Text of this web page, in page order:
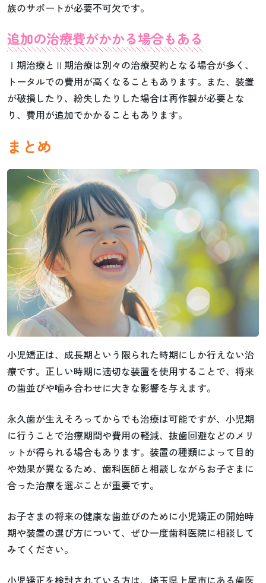
族のサポートが必要不可欠です。
追加の治療費がかかる場合もある
Ⅰ期治療とⅡ期治療は別々の治療契約となる場合が多く、
トータルでの費用が高くなることもあります。また、装置
が破損したり、紛失したりした場合は再作製が必要とな
り、費用が追加でかかることもあります。
まとめ
小児矯正は、成長期という限られた時期にしか行えない治
療です。正しい時期に適切な装置を使用することで、将来
の歯並びや噛み合わせに大きな影響を与えます。
永久歯が生えそろってからでも治療は可能ですが、小児期
に行うことで治療期間や費用の軽減、抜歯回避などのメリ
ットが得られる場合もあります。装置の種類によって目的
や効果が異なるため、歯科医師と相談しながらお子さまに
合った治療を選ぶことが重要です。
お子さまの将来の健康な歯並びのために小児矯正の開始時
期や装置の選び方について、ぜひ一度歯科医院に相談して
みてください。
小児矯正を検討されている方は、埼玉県上尾市にある歯医